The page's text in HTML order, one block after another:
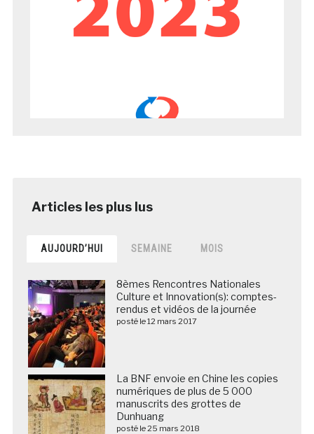
AUJOURD’HUI SEMAINE MOIS
8èmes Rencontres Nationales
Culture et Innovation(s): comptes-
rendus et vidéos de la journée
posté le 12 mars 2017
La BNF envoie en Chine les copies
numériques de plus de 5 000
manuscrits des grottes de
Dunhuang
posté le 25 mars 2018